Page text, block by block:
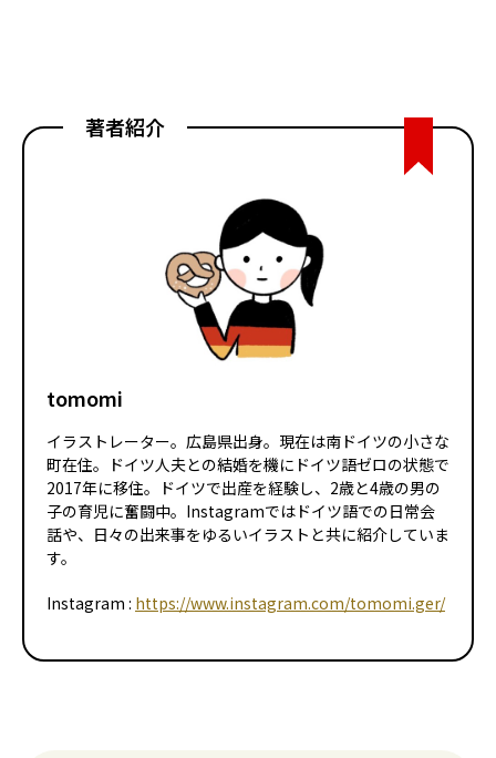
著者紹介
tomomi
イラストレーター。広島県出身。現在は南ドイツの小さな
町在住。ドイツ人夫との結婚を機にドイツ語ゼロの状態で
2017年に移住。ドイツで出産を経験し、2歳と4歳の男の
子の育児に奮闘中。Instagramではドイツ語での日常会
話や、日々の出来事をゆるいイラストと共に紹介していま
す。
Instagram : https://www.instagram.com/tomomi.ger/